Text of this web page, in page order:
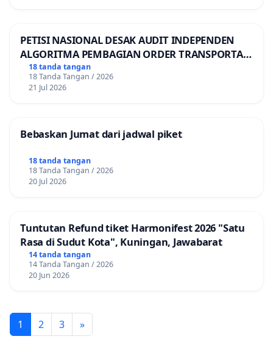
PETISI NASIONAL DESAK AUDIT INDEPENDEN
ALGORITMA PEMBAGIAN ORDER TRANSPORTASI
ONLINE
18 tanda tangan
18 Tanda Tangan / 2026
21 Jul 2026
Bebaskan Jumat dari jadwal piket
18 tanda tangan
18 Tanda Tangan / 2026
20 Jul 2026
Tuntutan Refund tiket Harmonifest 2026 "Satu
Rasa di Sudut Kota", Kuningan, Jawabarat
14 tanda tangan
14 Tanda Tangan / 2026
20 Jun 2026
1 2 3 »